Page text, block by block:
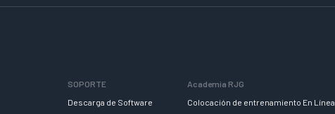
SOPORTE
Descarga de Software
Academia RJG
Colocación de entrenamiento En Línea